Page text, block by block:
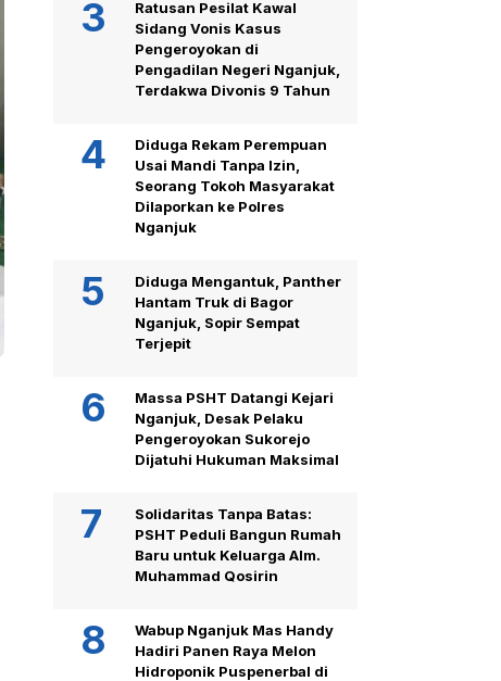
Ratusan Pesilat Kawal
Sidang Vonis Kasus
Pengeroyokan di
Pengadilan Negeri Nganjuk,
Terdakwa Divonis 9 Tahun
Diduga Rekam Perempuan
Usai Mandi Tanpa Izin,
Seorang Tokoh Masyarakat
Dilaporkan ke Polres
Nganjuk
Diduga Mengantuk, Panther
Hantam Truk di Bagor
Nganjuk, Sopir Sempat
Terjepit
Massa PSHT Datangi Kejari
Nganjuk, Desak Pelaku
Pengeroyokan Sukorejo
Dijatuhi Hukuman Maksimal
Solidaritas Tanpa Batas:
PSHT Peduli Bangun Rumah
Baru untuk Keluarga Alm.
Muhammad Qosirin
Wabup Nganjuk Mas Handy
Hadiri Panen Raya Melon
Hidroponik Puspenerbal di